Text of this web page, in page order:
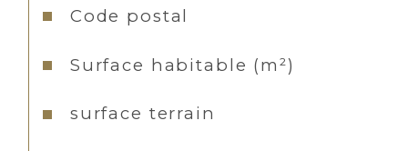
Caractéristiques Valeurs
Code postal
Surface habitable (m²)
surface terrain